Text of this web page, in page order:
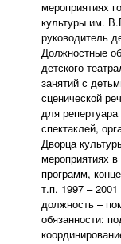
мероприятиях
культуры им.
руководитель
Должностные
детского
занятий с
сценической
для репертуара
спектаклей,
Дворца
мероприятиях
программ,
т.п. 1997 –
должность –
обязанности: